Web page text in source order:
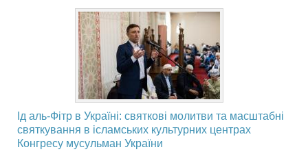
Ід аль-Фітр в Україні: святкові молитви та масштабні
святкування в ісламських культурних центрах
Конгресу мусульман України